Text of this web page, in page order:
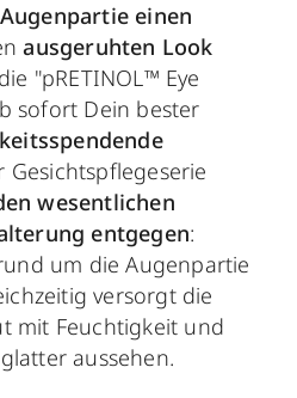
Augenpartie einen
ausgeruhten Look
"pRETINOL™ Eye
sofort Dein bester
Gesichtspflegeserie
wesentlichen
entgegen:
um die Augenpartie
versorgt die
mit Feuchtigkeit und
aussehen.